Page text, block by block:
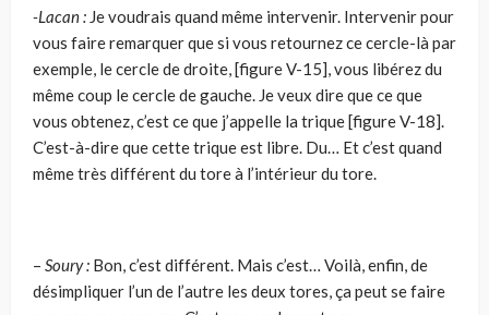
-Lacan : Je voudrais quand même intervenir. Intervenir pour
vous faire remarquer que si vous retournez ce cercle-là par
exemple, le cercle de droite, [figure V-15], vous libérez du
même coup le cercle de gauche. Je veux dire que ce que
vous obtenez, c’est ce que j’appelle la trique [figure V-18].
C’est-à-dire que cette trique est libre. Du… Et c’est quand
même très différent du tore à l’intérieur du tore.
– Soury : Bon, c’est différent. Mais c’est… Voilà, enfin, de
désimpliquer l’un de l’autre les deux tores, ça peut se faire